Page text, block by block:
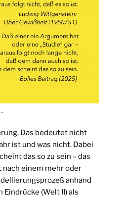
Das bedeutet nicht
ist und was nicht. Dabei
das so zu sein – das
einem mehr oder
anhand
(Welt II) als